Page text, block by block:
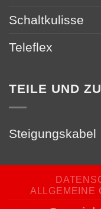
Schaltkulisse
Teleflex
TEILE UND
Steigungskabel
ALLGEMEINE